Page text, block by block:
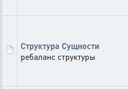
Структура Сущности
ребаланс структуры